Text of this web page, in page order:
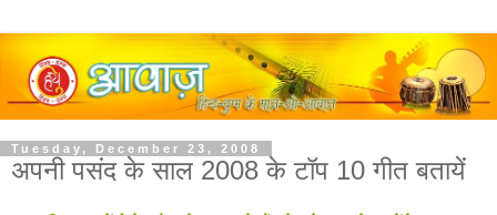
Tuesday, December 23, 2008
अपनी पसंद के साल 2008 के टॉप 10 गीत बतायें